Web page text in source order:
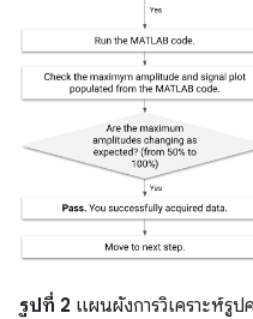
รูปที่ 2 แผนผังการวิเคราะห์รู